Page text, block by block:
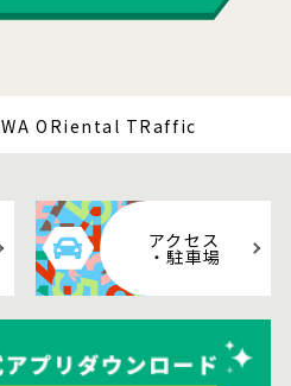
WA ORiental TRaffic
アクセス
・駐車場